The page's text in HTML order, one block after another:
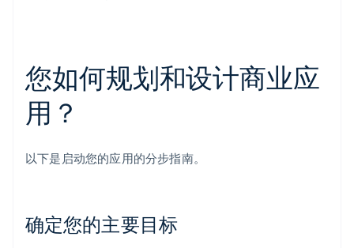
您如何规划和设计商业应
用？
以下是启动您的应用的分步指南。
确定您的主要目标